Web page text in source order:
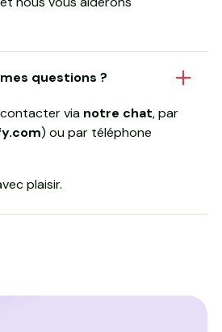
questions ?
via notre chat, par
) ou par téléphone
plaisir.